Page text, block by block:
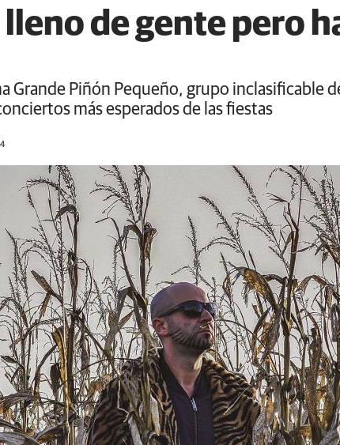
de gente pero
Grande Piñón Pequeño, grupo inclasificable
más esperados de las fiestas